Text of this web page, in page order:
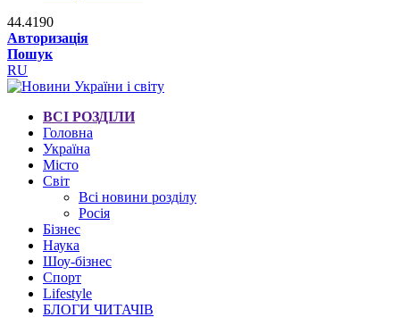
44.4190
Авторизація
Пошук
RU
ВСІ РОЗДІЛИ
Головна
Україна
Місто
Світ
Всі новини розділу
Росія
Бізнес
Наука
Шоу-бізнес
Спорт
Lifestyle
БЛОГИ ЧИТАЧІВ